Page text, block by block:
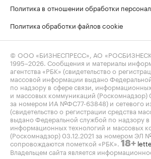
Политика в отношении обработки
Политика обработки файлов cookie
© ООО «БИЗНЕСПРЕСС», АО
1995–2026 . Сообщения и материалы
агентства «РБК» (свидетельство о
массовой информации выдано
по надзору в сфере связи,
и массовых коммуникаций (Роскомнадзор)
за номером ИА №ФС77-63848) и сетевого
(свидетельство о регистрации средства
выдано Федеральной службой по надзору в
информационных технологий и массовых
(Роскомнадзор) 03.12.2021 за номером ЭЛ
сопровождаются пометкой «РБК». 18+
Владельцем сайта является